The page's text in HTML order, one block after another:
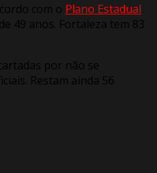
com o Plano Estadual
49 anos. Fortaleza tem 83
por não se
Restam ainda 56